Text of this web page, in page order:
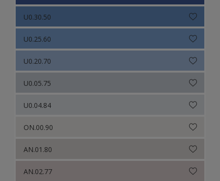
U0.30.50
U0.25.60
U0.20.70
U0.05.75
U0.04.84
ON.00.90
AN.01.80
AN.02.77